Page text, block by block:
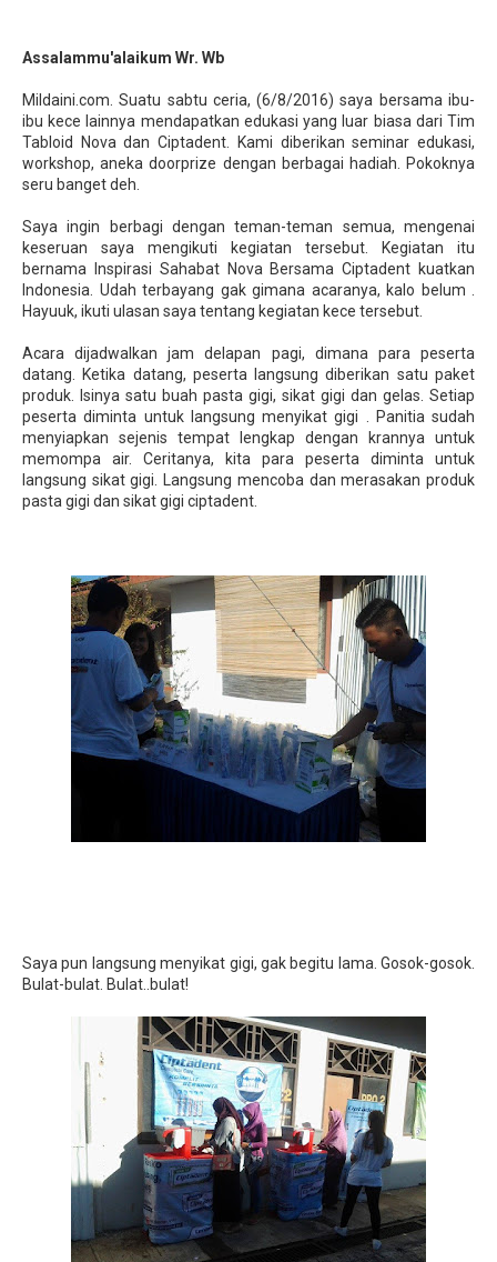
Assalammu'alaikum Wr. Wb
Mildaini.com. Suatu sabtu ceria, (6/8/2016) saya bersama ibu-
ibu kece lainnya mendapatkan edukasi yang luar biasa dari Tim
Tabloid Nova dan Ciptadent. Kami diberikan seminar edukasi,
workshop, aneka doorprize dengan berbagai hadiah. Pokoknya
seru banget deh.
Saya ingin berbagi dengan teman-teman semua, mengenai
keseruan saya mengikuti kegiatan tersebut. Kegiatan itu
bernama Inspirasi Sahabat Nova Bersama Ciptadent kuatkan
Indonesia. Udah terbayang gak gimana acaranya, kalo belum .
Hayuuk, ikuti ulasan saya tentang kegiatan kece tersebut.
Acara dijadwalkan jam delapan pagi, dimana para peserta
datang. Ketika datang, peserta langsung diberikan satu paket
produk. Isinya satu buah pasta gigi, sikat gigi dan gelas. Setiap
peserta diminta untuk langsung menyikat gigi . Panitia sudah
menyiapkan sejenis tempat lengkap dengan krannya untuk
memompa air. Ceritanya, kita para peserta diminta untuk
langsung sikat gigi. Langsung mencoba dan merasakan produk
pasta gigi dan sikat gigi ciptadent.
Saya pun langsung menyikat gigi, gak begitu lama. Gosok-gosok.
Bulat-bulat. Bulat..bulat!